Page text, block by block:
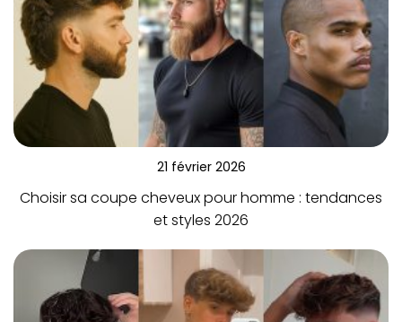
21 février 2026
Choisir sa coupe cheveux pour homme : tendances
et styles 2026